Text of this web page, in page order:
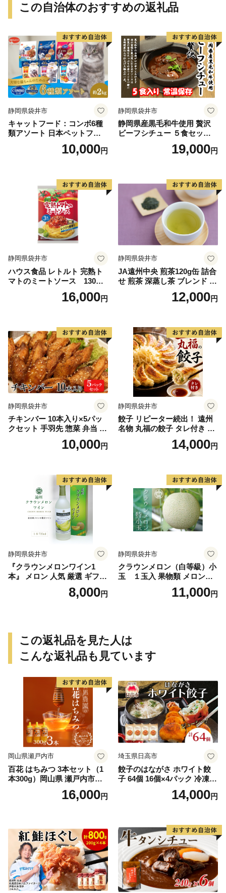
この自治体のおすすめの返礼品
静岡県袋井市
キャットフード：コンボ6種
類アソート 日本ペットフー
ド ネコ 猫 愛猫 ケア ペット
えさ セット 健康 栄養 猫用
維持 下部尿路の健康維持
10,000円
静岡県袋井市
静岡県産黒毛和牛使用 贅沢
ビーフシチュー ５食セット
贅沢 贈り物 料理 簡単 レンチ
ン おすすめ 人気 厳選 袋井市
19,000円
静岡県袋井市
ハウス食品 レトルト 完熟ト
マトのミートソース 130g×
18個（3食×6個）16,000円
静岡県袋井市
JA遠州中央 煎茶120g缶 詰合
せ 煎茶 深蒸し茶 ブレンド ギ
フト 贈り物 人気 厳選 おすす
め 袋井市 飲料類 お茶 緑茶
12,000円
静岡県袋井市
チキンバー 10本入り×5パッ
クセット 手羽先 惣菜 弁当 お
かず お酒 おつまみ ギフト キ
ャンプ アウトドア キャンプ
10,000円
静岡県袋井市
餃子 リピーター続出！ 遠州
名物 丸福の餃子 タレ付き ぎ
ょうざ ギョーザ ギョウザ 惣
菜 おかず 中華 点心 加工食品
14,000円
静岡県袋井市
『クラウンメロンワイン1
本』 メロン 人気 厳選 ギフト
贈り物 お祝い 袋井市 お酒 酒
8,000円
静岡県袋井市
クラウンメロン（白等級）小
玉 １玉入 果物類 メロン青
11,000円
この返礼品を見た人は
こんな返礼品も見ています
岡山県瀬戸内市
百花 はちみつ 3本セット（1
本300g）岡山県 瀬戸内市産
石黒農園 ヨーグルト パン 砂
糖の代わり 香り高い いい香
16,000円
埼玉県日高市
餃子のはながさ ホワイト餃
子 64個 16個×4パック 冷凍
中華 点心 B級グルメ ご当地
野菜 おつまみ おかず 簡単調
ー ギフト お取り寄せ 日高市
14,000円